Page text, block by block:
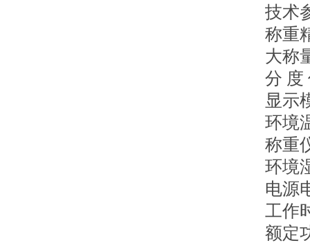
技术
称重
大称
分 度
显示
环境
称重
环境
电源
工作
额定